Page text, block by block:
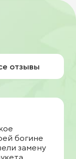
отзывы
богине
замену